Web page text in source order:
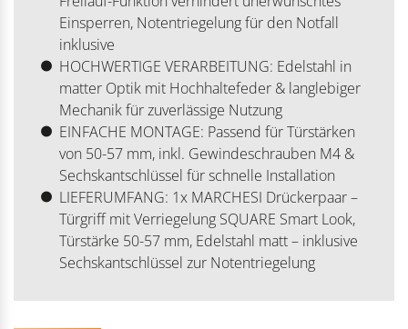
Einsperren, Notentriegelung für den Notfall
inklusive
HOCHWERTIGE VERARBEITUNG: Edelstahl in
matter Optik mit Hochhaltefeder & langlebiger
Mechanik für zuverlässige Nutzung
EINFACHE MONTAGE: Passend für Türstärken
von 50-57 mm, inkl. Gewindeschrauben M4 &
Sechskantschlüssel für schnelle Installation
LIEFERUMFANG: 1x MARCHESI Drückerpaar –
Türgriff mit Verriegelung SQUARE Smart Look,
Türstärke 50-57 mm, Edelstahl matt – inklusive
Sechskantschlüssel zur Notentriegelung